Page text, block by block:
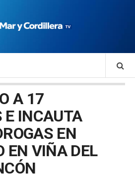
A 17
E INCAUTA
EN
EN VIÑA DEL